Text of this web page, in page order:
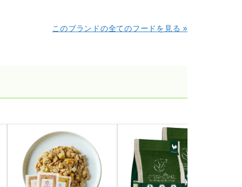
このブランドの全てのフードを見る »